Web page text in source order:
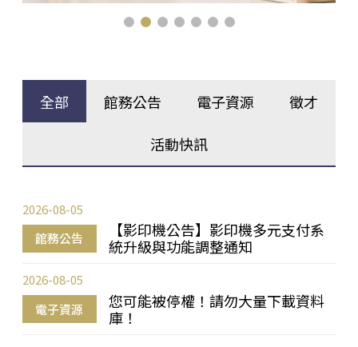
全部 館務公告 電子資源 徵才
活動快訊
館務公告
【影印機公告】影印機多元支付系
統升級與功能調整通知
2026-08-05
電子資源
您可能被停權！請勿大量下載資料
庫！
2026-08-05